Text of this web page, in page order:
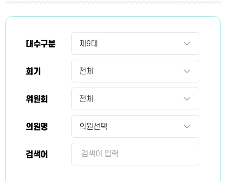
대수구분
회기
위원회
의원명
검색어